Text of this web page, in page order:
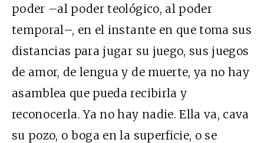
poder –al poder teológico, al poder
temporal–, en el instante en que toma sus
distancias para jugar su juego, sus juegos
de amor, de lengua y de muerte, ya no hay
asamblea que pueda recibirla y
reconocerla. Ya no hay nadie. Ella va, cava
su pozo, o boga en la superficie, o se